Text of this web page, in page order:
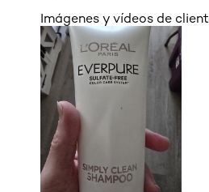
Imágenes y vídeos de